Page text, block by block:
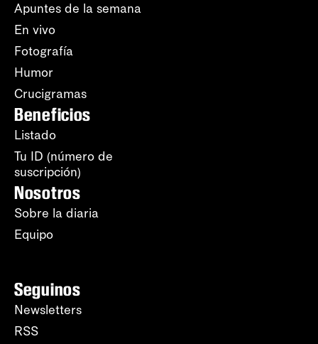
Apuntes de la semana
En vivo
Fotografía
Humor
Crucigramas
Beneficios
Listado
Tu ID (número de
suscripción)
Nosotros
Sobre la diaria
Equipo
Seguinos
Newsletters
RSS